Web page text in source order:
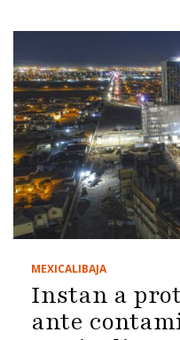
MEXICALIBAJA
Instan a
ante